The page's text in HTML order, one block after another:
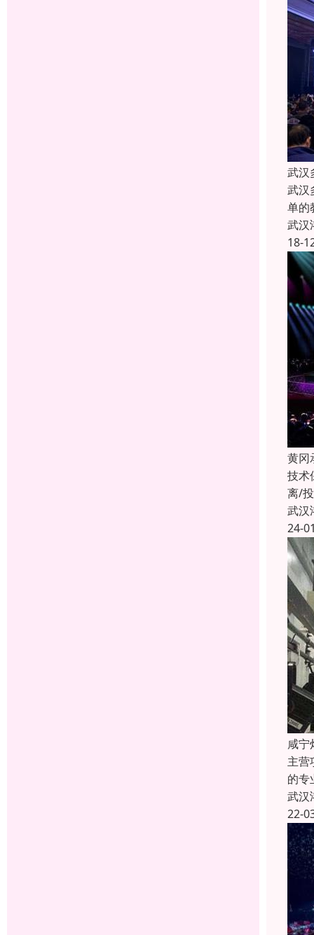
武汉
武汉
单的
武汉
18-
黄冈
技术
离/
武汉
24-
咸宁
主营
的专
武汉
22-